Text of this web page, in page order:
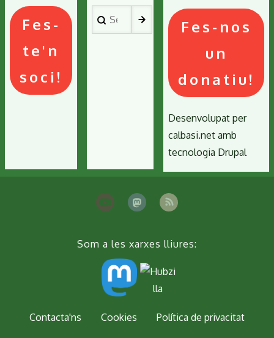
treball
Fe
Vegeu
Fes-
te'n
soci!
Search
Fes-nos
un
donatiu!
Desenvolupat per
calbasi.net amb
tecnologia Drupal
Som a les xarxes lliures:
Contacta'ns Cookies Política de privacitat